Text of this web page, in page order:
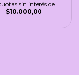
sin interés de
$10.000,00